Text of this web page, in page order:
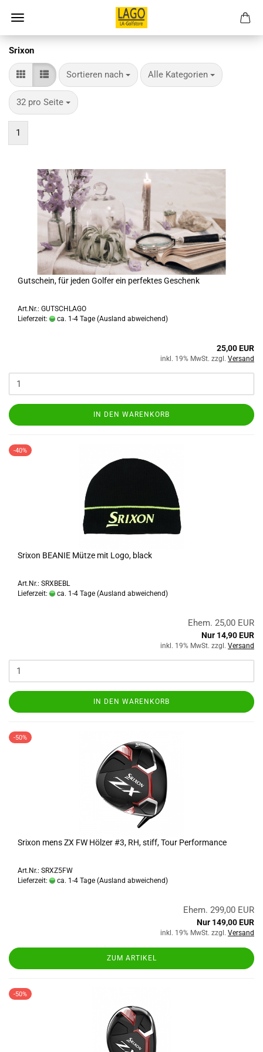
Srixon
Sortieren nach
Sortieren nach Alle Kategorien
pro Seite
32 pro Seite
pro Seite
1
Gutschein, für jeden Golfer ein perfektes Geschenk
Art.Nr.: GUTSCHLAGO
Lieferzeit:
ca. 1-4 Tage (Ausland abweichend)
25,00 EUR
inkl. 19% MwSt. zzgl. Versand
IN DEN WARENKORB
-40%
Srixon BEANIE Mütze mit Logo, black
Art.Nr.: SRXBEBL
Lieferzeit:
ca. 1-4 Tage (Ausland abweichend)
Ehem. 25,00 EUR
Nur 14,90 EUR
inkl. 19% MwSt. zzgl. Versand
IN DEN WARENKORB
-50%
Srixon mens ZX FW Hölzer #3, RH, stiff, Tour Performance
Art.Nr.: SRXZ5FW
Lieferzeit:
ca. 1-4 Tage (Ausland abweichend)
Ehem. 299,00 EUR
Nur 149,00 EUR
inkl. 19% MwSt. zzgl. Versand
ZUM ARTIKEL
-50%